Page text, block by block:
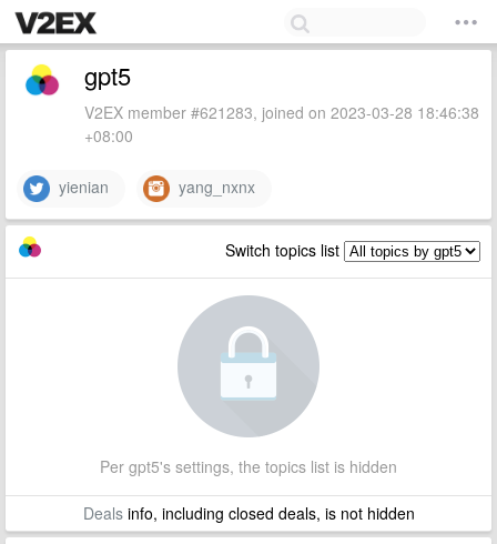
gpt5
V2EX member #621283, joined on 2023-03-28 18:46:38
+08:00
yienian yang_nxnx
Switch topics list
Per gpt5's settings, the topics list is hidden
Dealsinfo, including closed deals, is not hidden